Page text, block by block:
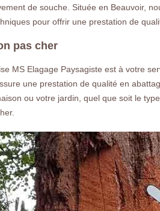
de souche. Située en Beauvoir,
pour offrir une prestation de
pas cher
MS Elagage Paysagiste est à votre
une prestation de qualité en
ou votre jardin, quel que soit le